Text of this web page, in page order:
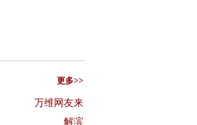
更多>>
万维网友来
解滨